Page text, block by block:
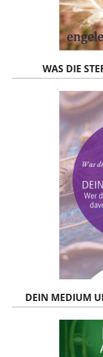
WAS DIE
DEIN MEDIUM